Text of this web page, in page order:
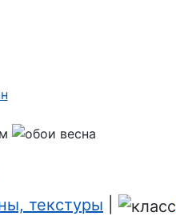
текстуры